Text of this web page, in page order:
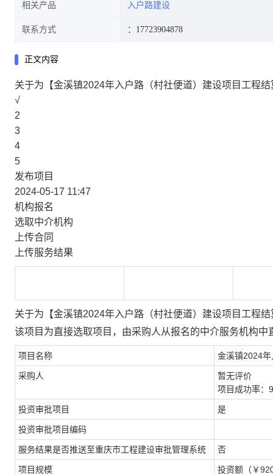
相关产品 入户路建设
联系方式 ：17723904878
正文内容
关于为【金溪镇2024年入户路（村社便道）建设项目工程
√
2
3
4
5
发布项目
2024-05-17 11:47
机构报名
选取中介机构
上传合同
上传服务结果
关于为【金溪镇2024年入户路（村社便道）建设项目工程
该项目为直接选取项目，由采购人从报名的中介服务机构
项目名称 金溪镇2024
采购人
暂无评价
项目成功率：
投资审批项目 是
投资审批项目编码
服务结果是否推送至重庆市工程建设审批管理系统 否
项目规模 投资额（￥